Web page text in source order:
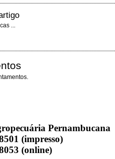
...
Pernambucana
(impresso)
(online)